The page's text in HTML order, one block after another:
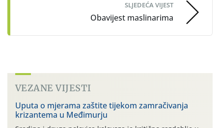
SLJEDEĆA VIJEST
Obavijest maslinarima
VEZANE VIJESTI
Uputa o mjerama zaštite tijekom zamračivanja
krizantema u Međimurju